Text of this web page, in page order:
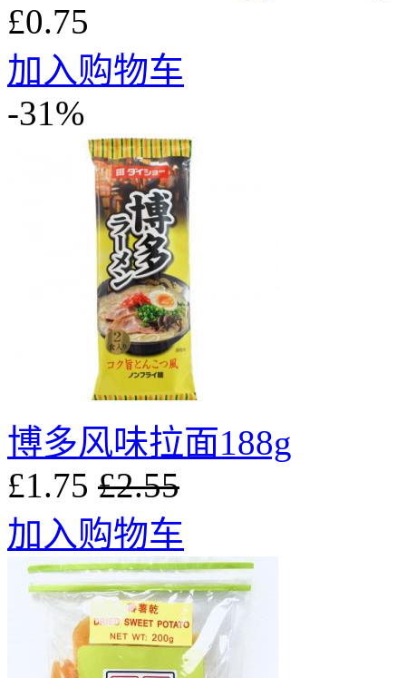
£0.75
加入购物车
-31%
博多风味拉面188g
£1.75 £2.55
加入购物车